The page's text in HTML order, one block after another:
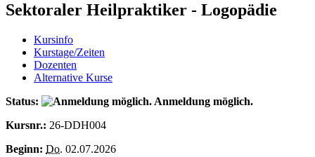
Sektoraler Heilpraktiker - Logopädie
Kursinfo
Kurstage/Zeiten
Dozenten
Alternative Kurse
Status:
Anmeldung möglich.
Kursnr.: 26-DDH004
Beginn: Do. 02.07.2026